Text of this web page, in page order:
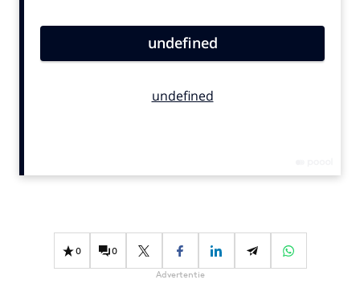
Carriere
Diversiteit
0 0
Advertentie